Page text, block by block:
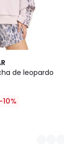
de leopardo
-10%